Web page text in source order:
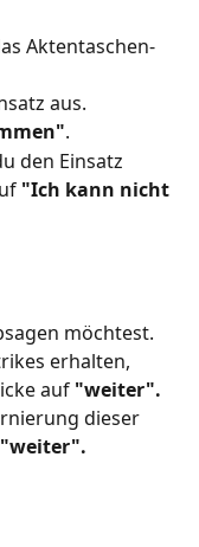
Aktentaschen-
aus.
.
den Einsatz
"Ich kann nicht
möchtest.
erhalten,
auf "weiter".
dieser
"weiter".